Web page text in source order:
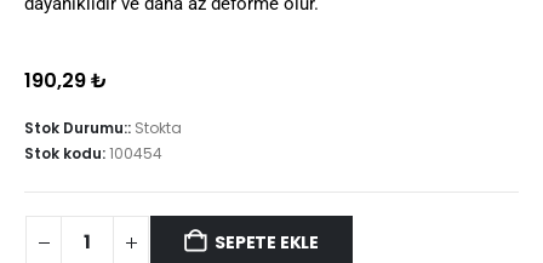
190,29₺
Stok Durumu:: Stokta
Stok kodu:100454
SEPETE EKLE